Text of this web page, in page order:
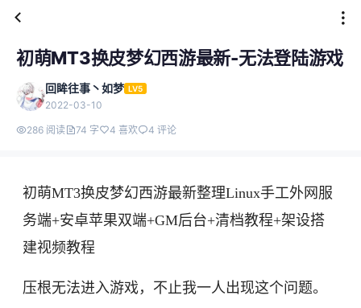
初萌MT3换皮梦幻西游最新-无法登陆游戏
回眸往事丶如梦 LV5
2022-03-10
286 阅读 74 字 4 喜欢 4 评论
初萌MT3换皮梦幻西游最新整理Linux手工外网服
务端+安卓苹果双端+GM后台+清档教程+架设搭
建视频教程
压根无法进入游戏，不止我一人出现这个问题。